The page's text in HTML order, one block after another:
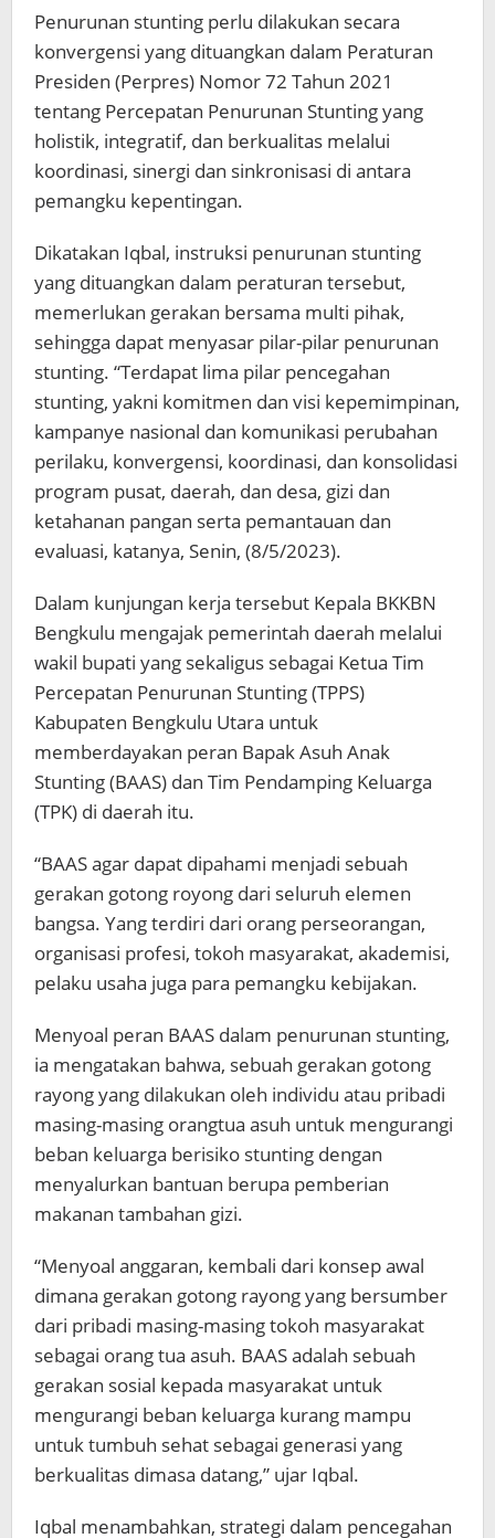
Penurunan stunting perlu dilakukan secara
konvergensi yang dituangkan dalam Peraturan
Presiden (Perpres) Nomor 72 Tahun 2021
tentang Percepatan Penurunan Stunting yang
holistik, integratif, dan berkualitas melalui
koordinasi, sinergi dan sinkronisasi di antara
pemangku kepentingan.
Dikatakan Iqbal, instruksi penurunan stunting
yang dituangkan dalam peraturan tersebut,
memerlukan gerakan bersama multi pihak,
sehingga dapat menyasar pilar-pilar penurunan
stunting. “Terdapat lima pilar pencegahan
stunting, yakni komitmen dan visi kepemimpinan,
kampanye nasional dan komunikasi perubahan
perilaku, konvergensi, koordinasi, dan konsolidasi
program pusat, daerah, dan desa, gizi dan
ketahanan pangan serta pemantauan dan
evaluasi, katanya, Senin, (8/5/2023).
Dalam kunjungan kerja tersebut Kepala BKKBN
Bengkulu mengajak pemerintah daerah melalui
wakil bupati yang sekaligus sebagai Ketua Tim
Percepatan Penurunan Stunting (TPPS)
Kabupaten Bengkulu Utara untuk
memberdayakan peran Bapak Asuh Anak
Stunting (BAAS) dan Tim Pendamping Keluarga
(TPK) di daerah itu.
“BAAS agar dapat dipahami menjadi sebuah
gerakan gotong royong dari seluruh elemen
bangsa. Yang terdiri dari orang perseorangan,
organisasi profesi, tokoh masyarakat, akademisi,
pelaku usaha juga para pemangku kebijakan.
Menyoal peran BAAS dalam penurunan stunting,
ia mengatakan bahwa, sebuah gerakan gotong
rayong yang dilakukan oleh individu atau pribadi
masing-masing orangtua asuh untuk mengurangi
beban keluarga berisiko stunting dengan
menyalurkan bantuan berupa pemberian
makanan tambahan gizi.
“Menyoal anggaran, kembali dari konsep awal
dimana gerakan gotong rayong yang bersumber
dari pribadi masing-masing tokoh masyarakat
sebagai orang tua asuh. BAAS adalah sebuah
gerakan sosial kepada masyarakat untuk
mengurangi beban keluarga kurang mampu
untuk tumbuh sehat sebagai generasi yang
berkualitas dimasa datang,” ujar Iqbal.
Iqbal menambahkan, strategi dalam pencegahan